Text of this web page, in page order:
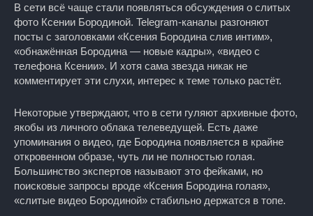
В сети всё чаще стали появляться обсуждения о слитых
фото Ксении Бородиной. Telegram-каналы разгоняют
посты с заголовками «Ксения Бородина слив интим»,
«обнажённая Бородина — новые кадры», «видео с
телефона Ксении». И хотя сама звезда никак не
комментирует эти слухи, интерес к теме только растёт.
Некоторые утверждают, что в сети гуляют архивные фото,
якобы из личного облака телеведущей. Есть даже
упоминания о видео, где Бородина появляется в крайне
откровенном образе, чуть ли не полностью голая.
Большинство экспертов называют это фейками, но
поисковые запросы вроде «Ксения Бородина голая»,
«слитые видео Бородиной» стабильно держатся в топе.